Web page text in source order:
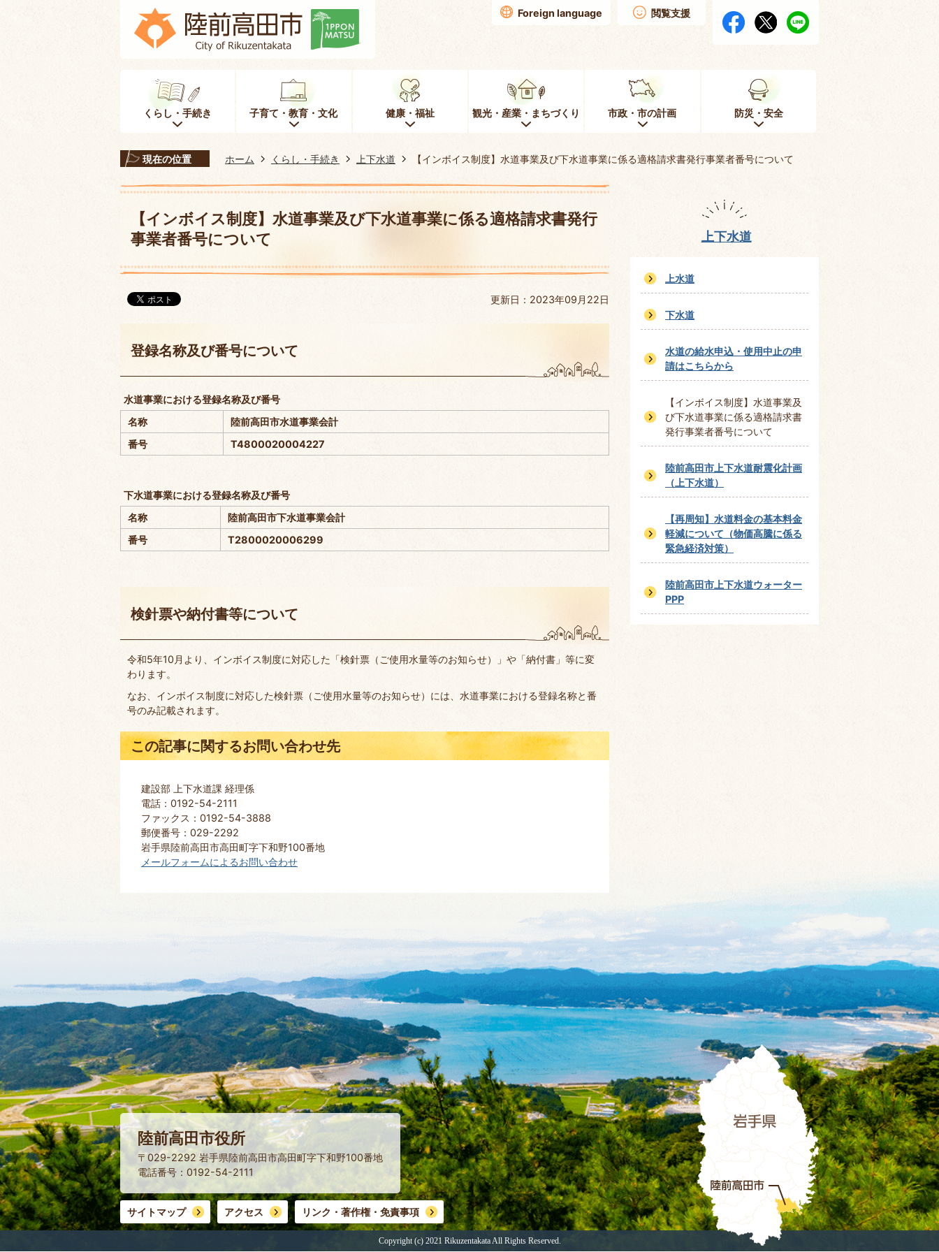
Foreign language 閲覧支援
くらし・手続き 子育て・教育・文化 健康・福祉 観光・産業・まちづくり 市政・市の計画 防災・安全
現在の位置 ホーム くらし・手続き 上下水道 【インボイス制度】水道事業及び下水道事業に係る適格請求書発行事業者番号について
【インボイス制度】水道事業及び下水道事業に係る適格請求書発行
事業者番号について
更新日：2023年09月22日
登録名称及び番号について
水道事業における登録名称及び番号
名称
陸前高田市水道事業会計
番号
T4800020004227
下水道事業における登録名称及び番号
名称
陸前高田市下水道事業会計
番号
T2800020006299
検針票や納付書等について
令和5年10月より、インボイス制度に対応した「検針票（ご使用水量等のお知らせ）」や「納付書」等に変
わります。
なお、インボイス制度に対応した検針票（ご使用水量等のお知らせ）には、水道事業における登録名称と番
号のみ記載されます。
この記事に関するお問い合わせ先
建設部 上下水道課 経理係
電話：0192-54-2111
ファックス：0192-54-3888
郵便番号：029-2292
岩手県陸前高田市高田町字下和野100番地
メールフォームによるお問い合わせ
上下水道
上水道
下水道
水道の給水申込・使用中止の申
請はこちらから
【インボイス制度】水道事業及
び下水道事業に係る適格請求書
発行事業者番号について
陸前高田市上下水道耐震化計画
（上下水道）
【再周知】水道料金の基本料金
軽減について（物価高騰に係る
緊急経済対策）
陸前高田市上下水道ウォーター
PPP
陸前高田市役所
〒029-2292 岩手県陸前高田市高田町字下和野100番地
電話番号：0192-54-2111
サイトマップ アクセス リンク・著作権・免責事項
Copyright (c) 2021 Rikuzentakata All Rights Reserved.